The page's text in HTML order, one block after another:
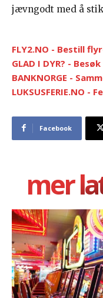
jævngodt med å
FLY2.NO - Bestill
GLAD I DYR? -
BANKNORGE -
LUKSUSFERIE.NO -
Facebook
mer